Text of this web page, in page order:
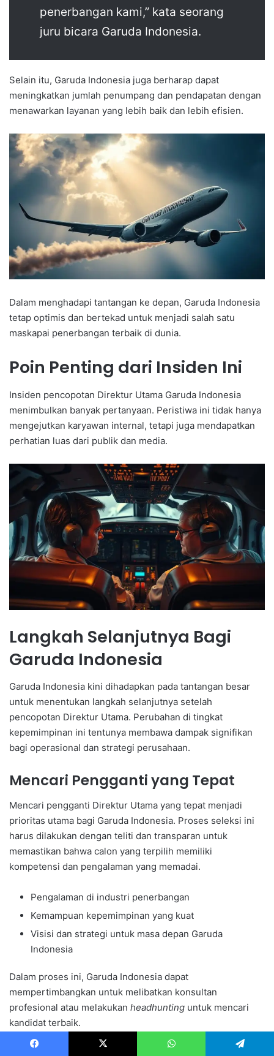
penerbangan kami,” kata seorang
juru bicara Garuda Indonesia.
Selain itu, Garuda Indonesia juga berharap dapat
meningkatkan jumlah penumpang dan pendapatan dengan
menawarkan layanan yang lebih baik dan lebih efisien.
Dalam menghadapi tantangan ke depan, Garuda Indonesia
tetap optimis dan bertekad untuk menjadi salah satu
maskapai penerbangan terbaik di dunia.
Poin Penting dari Insiden Ini
Insiden pencopotan Direktur Utama Garuda Indonesia
menimbulkan banyak pertanyaan. Peristiwa ini tidak hanya
mengejutkan karyawan internal, tetapi juga mendapatkan
perhatian luas dari publik dan media.
Langkah Selanjutnya Bagi
Garuda Indonesia
Garuda Indonesia kini dihadapkan pada tantangan besar
untuk menentukan langkah selanjutnya setelah
pencopotan Direktur Utama. Perubahan di tingkat
kepemimpinan ini tentunya membawa dampak signifikan
bagi operasional dan strategi perusahaan.
Mencari Pengganti yang Tepat
Mencari pengganti Direktur Utama yang tepat menjadi
prioritas utama bagi Garuda Indonesia. Proses seleksi ini
harus dilakukan dengan teliti dan transparan untuk
memastikan bahwa calon yang terpilih memiliki
kompetensi dan pengalaman yang memadai.
Pengalaman di industri penerbangan
Kemampuan kepemimpinan yang kuat
Visisi dan strategi untuk masa depan Garuda
Indonesia
Dalam proses ini, Garuda Indonesia dapat
mempertimbangkan untuk melibatkan konsultan
profesional atau melakukan headhunting untuk mencari
kandidat terbaik.